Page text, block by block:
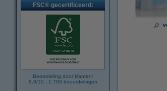
FSC® gecertificeerd:
Beoordeling door klanten:
8.8/10 - 1.799 beoordelingen